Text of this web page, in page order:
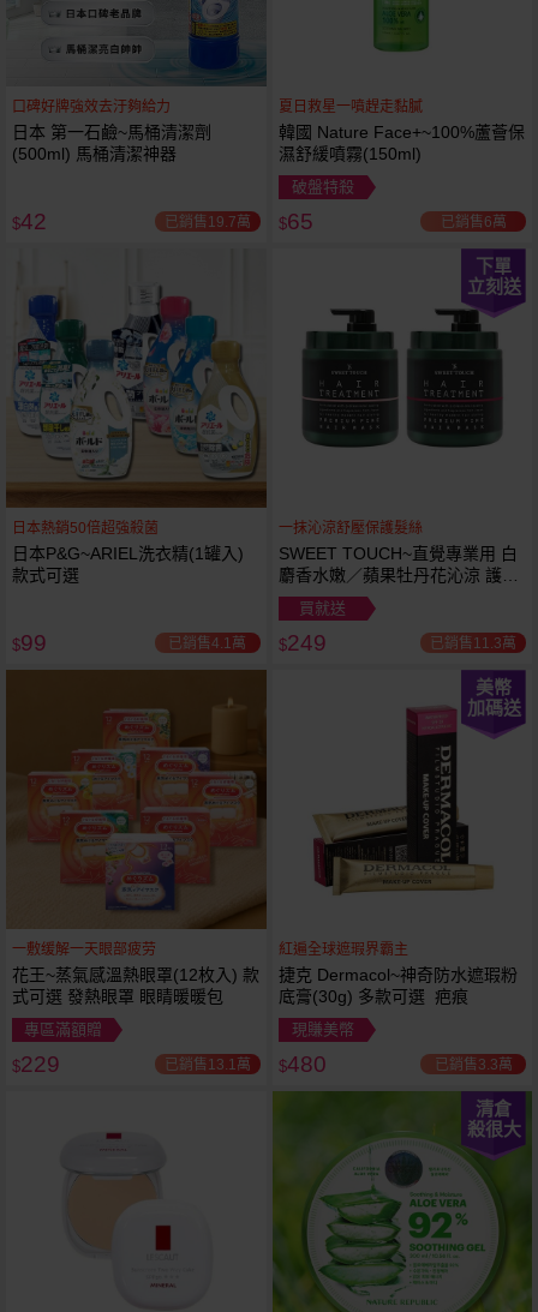
口碑好牌強效去汙夠給力
日本 第一石鹼~馬桶清潔劑
(500ml) 馬桶清潔神器
$42 已銷售19.7萬
夏日救星一噴趕走黏膩
韓國 Nature Face+~100%蘆薈保
濕舒緩噴霧(150ml)
破盤特殺
$65 已銷售6萬
日本熱銷50倍超強殺菌
日本P&G~ARIEL洗衣精(1罐入)
款式可選
$99 已銷售4.1萬
下單
立刻送
一抹沁涼舒壓保護髮絲
SWEET TOUCH~直覺專業用 白
麝香水嫩／蘋果牡丹花沁涼 護髮
膜(1000ml) 款式可選 全新包裝
買就送
$249 已銷售11.3萬
一敷缓解一天眼部疲劳
花王~蒸氣感溫熱眼罩(12枚入) 款
式可選 發熱眼罩 眼睛暖暖包
專區滿額贈
$229 已銷售13.1萬
美幣
加碼送
紅遍全球遮瑕界霸主
捷克 Dermacol~神奇防水遮瑕粉
底膏(30g) 多款可選 疤痕
現賺美幣
$480 已銷售3.3萬
清倉
殺很大